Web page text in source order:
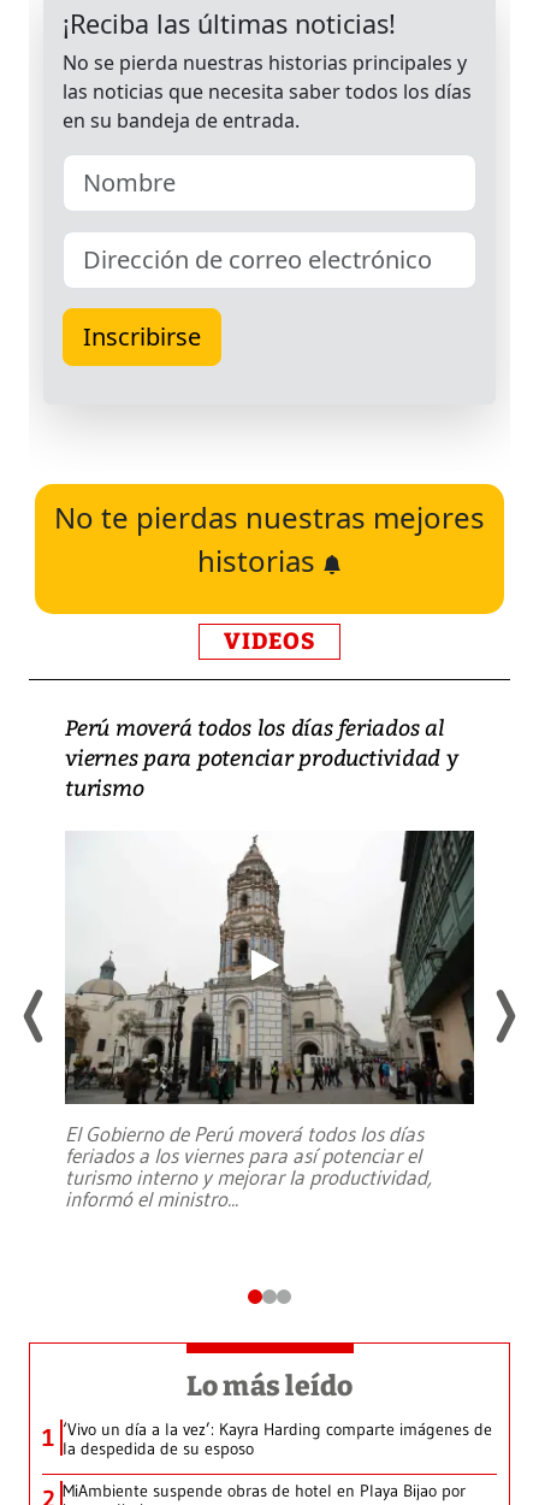
No te pierdas nuestras mejores
historias
VIDEOS
Perú moverá todos los días feriados al
viernes para potenciar productividad y
turismo
El Gobierno de Perú moverá todos los días
feriados a los viernes para así potenciar el
turismo interno y mejorar la productividad,
informó el ministro...
Lo más leído
1 ‘Vivo un día a la vez’: Kayra Harding comparte imágenes de
la despedida de su esposo
MiAmbiente suspende obras de hotel en Playa Bijao por